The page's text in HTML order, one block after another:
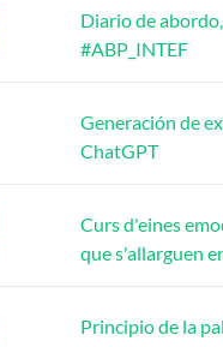
Diario de
#ABP_INTEF
Generación de
ChatGPT
Curs d'eines
que s'allarguen
Principio de la